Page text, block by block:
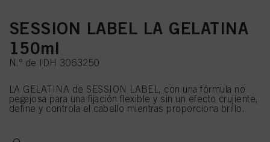
SESSION LABEL LA GELATINA
150ml
N.º de IDH 3063250
LA GELATINA de SESSION LABEL, con una fórmula no
pegajosa para una fijación flexible y sin un efecto crujiente,
define y controla el cabello mientras proporciona brillo.